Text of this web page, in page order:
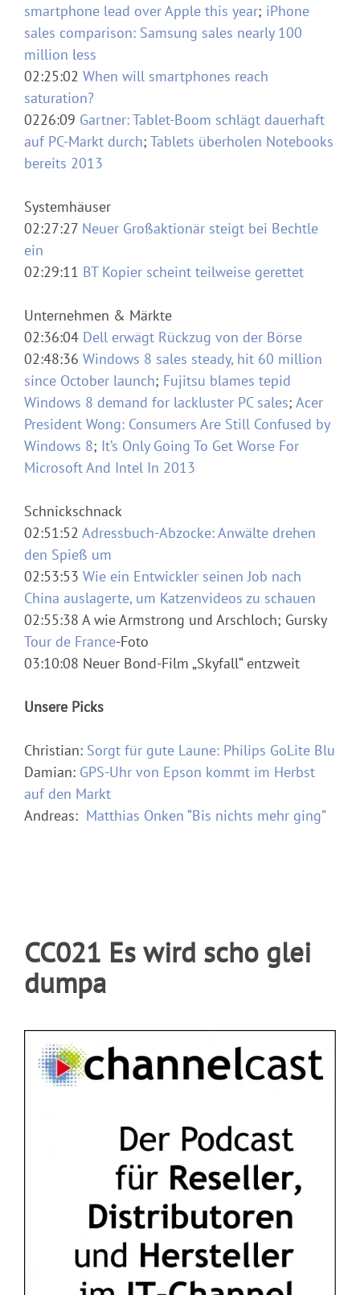
smartphone lead over Apple this year; iPhone
sales comparison: Samsung sales nearly 100
million less
02:25:02 When will smartphones reach
saturation?
0226:09 Gartner: Tablet-Boom schlägt dauerhaft
auf PC-Markt durch; Tablets überholen Notebooks
bereits 2013
Systemhäuser
02:27:27 Neuer Großaktionär steigt bei Bechtle
ein
02:29:11 BT Kopier scheint teilweise gerettet
Unternehmen & Märkte
02:36:04 Dell erwägt Rückzug von der Börse
02:48:36 Windows 8 sales steady, hit 60 million
since October launch; Fujitsu blames tepid
Windows 8 demand for lackluster PC sales; Acer
President Wong: Consumers Are Still Confused by
Windows 8; It’s Only Going To Get Worse For
Microsoft And Intel In 2013
Schnickschnack
02:51:52 Adressbuch-Abzocke: Anwälte drehen
den Spieß um
02:53:53 Wie ein Entwickler seinen Job nach
China auslagerte, um Katzenvideos zu schauen
02:55:38 A wie Armstrong und Arschloch; Gursky
Tour de France-Foto
03:10:08 Neuer Bond-Film „Skyfall“ entzweit
Unsere Picks
Christian: Sorgt für gute Laune: Philips GoLite Blu
Damian: GPS-Uhr von Epson kommt im Herbst
auf den Markt
Andreas: Matthias Onken “Bis nichts mehr ging”
CC021 Es wird scho glei
dumpa